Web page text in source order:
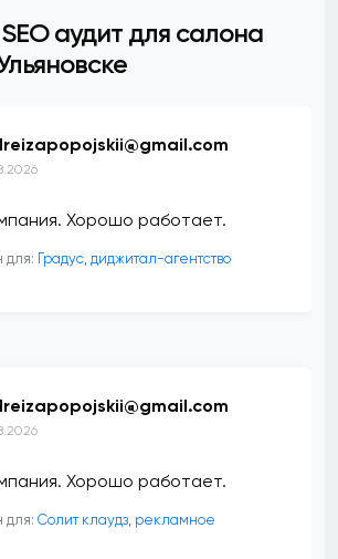
аудит для салона
Хорошо работает.
для: ​Градус, диджитал-агентство
Хорошо работает.
для: Солит клаудз, рекламное